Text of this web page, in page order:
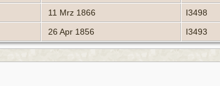
11 Mrz 1866
I3498
26 Apr 1856 I3493